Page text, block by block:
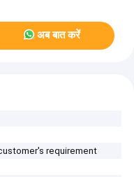
अब बात करें
requirement